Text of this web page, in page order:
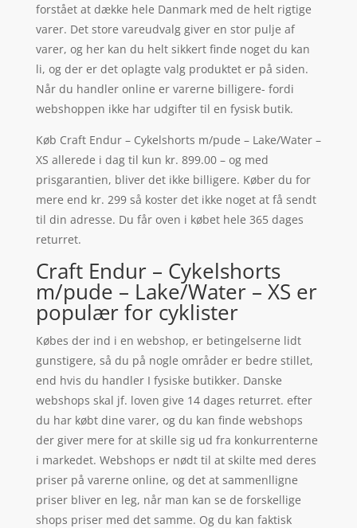
forstået at dække hele Danmark med de helt rigtige
varer. Det store vareudvalg giver en stor pulje af
varer, og her kan du helt sikkert finde noget du kan
li, og der er det oplagte valg produktet er på siden.
Når du handler online er varerne billigere- fordi
webshoppen ikke har udgifter til en fysisk butik.
Køb Craft Endur – Cykelshorts m/pude – Lake/Water –
XS allerede i dag til kun kr. 899.00 – og med
prisgarantien, bliver det ikke billigere. Køber du for
mere end kr. 299 så koster det ikke noget at få sendt
til din adresse. Du får oven i købet hele 365 dages
returret.
Craft Endur – Cykelshorts
m/pude – Lake/Water – XS er
populær for cyklister
Købes der ind i en webshop, er betingelserne lidt
gunstigere, så du på nogle områder er bedre stillet,
end hvis du handler I fysiske butikker. Danske
webshops skal jf. loven give 14 dages returret. efter
du har købt dine varer, og du kan finde webshops
der giver mere for at skille sig ud fra konkurrenterne
i markedet. Webshops er nødt til at skilte med deres
priser på varerne online, og det at sammenlligne
priser bliver en leg, når man kan se de forskellige
shops priser med det samme. Og du kan faktisk